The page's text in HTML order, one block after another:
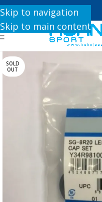
Skip to navigation
Skip to main content
+385 1 8896 200
SOLD
OUT